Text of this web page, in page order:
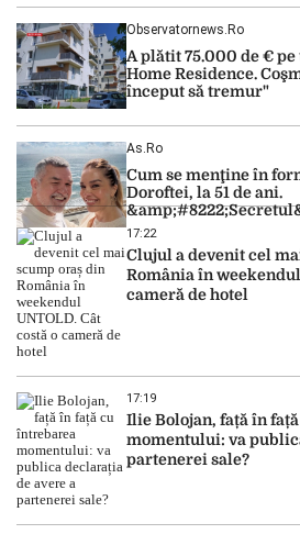
Observatornews.ro
A plătit 75.000 de €
Home Residence.
început să tremur"
As.ro
Cum se menţine în
Doroftei, la 51 de ani.
dezvăluit
17:22
Clujul a devenit cel
România în
cameră de hotel
17:19
Ilie Bolojan, față în
momentului: va
partenerei sale?